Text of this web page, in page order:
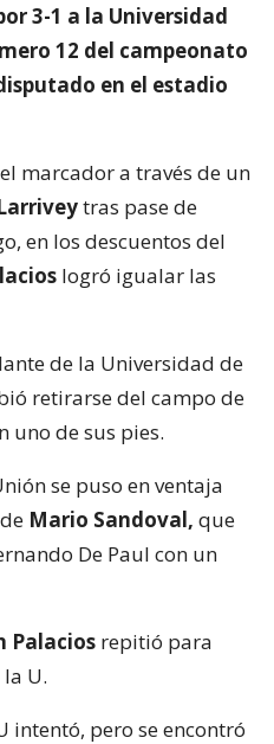
3-1 a la Universidad
12 del campeonato
en el estadio
marcador a través de un
tras pase de
en los descuentos del
logró igualar las
de la Universidad de
retirarse del campo de
uno de sus pies.
se puso en ventaja
Mario Sandoval, que
De Paul con un
Palacios repitió para
U.
intentó, pero se encontró